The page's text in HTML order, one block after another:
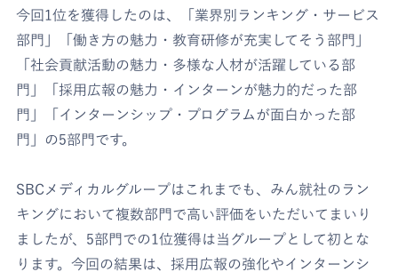
今回1位を獲得したのは、「業界別ランキング・サービス
部門」「働き方の魅力・教育研修が充実してそう部門」
「社会貢献活動の魅力・多様な人材が活躍している部
門」「採用広報の魅力・インターンが魅力的だった部
門」「インターンシップ・プログラムが面白かった部
門」の5部門です。
SBCメディカルグループはこれまでも、みん就社のラン
キングにおいて複数部門で高い評価をいただいてまいり
ましたが、5部門での1位獲得は当グループとして初とな
ります。今回の結果は、採用広報の強化やインターンシ